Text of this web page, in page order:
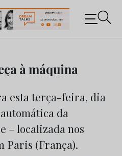
sobre os negócios do
à máquina
esta terça-feira, dia
da
– localizada nos
Paris (França).